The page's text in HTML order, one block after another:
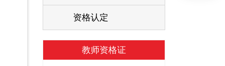
资格认定
教师资格证